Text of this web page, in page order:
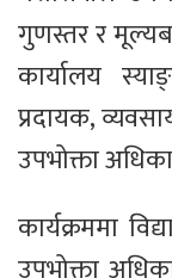
गुणस्तर र
कार्यालय
प्रदायक,
उपभोक्ता
कार्यक्रममा